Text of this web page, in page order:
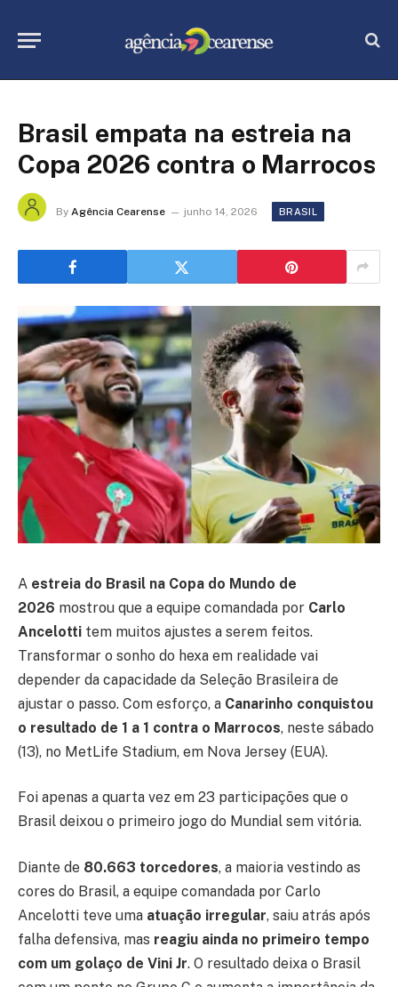
Brasil empata na estreia na
Copa 2026 contra o Marrocos
By Agência Cearense junho 14, 2026 BRASIL
A estreia do Brasil na Copa do Mundo de
2026 mostrou que a equipe comandada por Carlo
Ancelotti tem muitos ajustes a serem feitos.
Transformar o sonho do hexa em realidade vai
depender da capacidade da Seleção Brasileira de
ajustar o passo. Com esforço, a Canarinho conquistou
o resultado de 1 a 1 contra o Marrocos, neste sábado
(13), no MetLife Stadium, em Nova Jersey (EUA).
Foi apenas a quarta vez em 23 participações que o
Brasil deixou o primeiro jogo do Mundial sem vitória.
Diante de 80.663 torcedores, a maioria vestindo as
cores do Brasil, a equipe comandada por Carlo
Ancelotti teve uma atuação irregular, saiu atrás após
falha defensiva, mas reagiu ainda no primeiro tempo
com um golaço de Vini Jr. O resultado deixa o Brasil